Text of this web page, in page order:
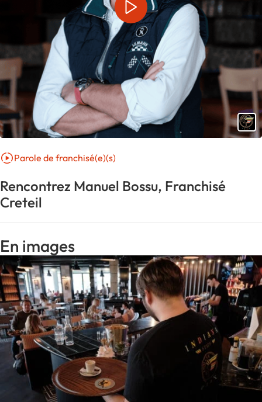
Rencontrez Manuel Bossu, Franchisé
Creteil
Parole de franchisé(e)(s)
En images